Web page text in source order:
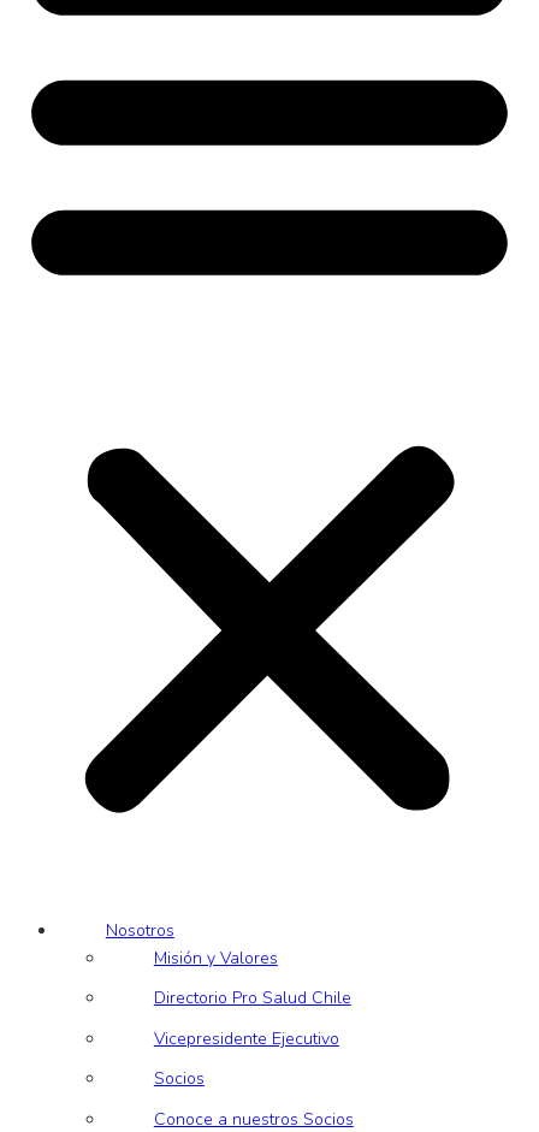
Nosotros
Misión y Valores
Directorio Pro Salud Chile
Vicepresidente Ejecutivo
Socios
Conoce a nuestros Socios